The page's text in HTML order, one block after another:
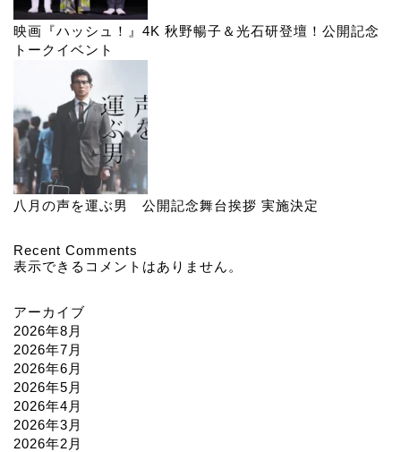
映画『ハッシュ！』4K 秋野暢子＆光石研登壇！公開記念
トークイベント
八月の声を運ぶ男 公開記念舞台挨拶 実施決定
Recent Comments
表示できるコメントはありません。
アーカイブ
2026年8月
2026年7月
2026年6月
2026年5月
2026年4月
2026年3月
2026年2月